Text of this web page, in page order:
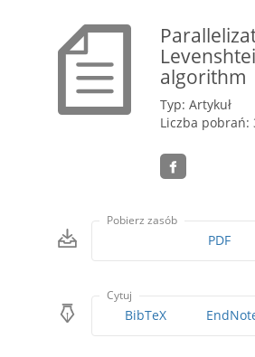
algorithm
Typ: Artykuł
Liczba pobrań:
Pobierz zasób
PDF
Cytuj
BibTeX